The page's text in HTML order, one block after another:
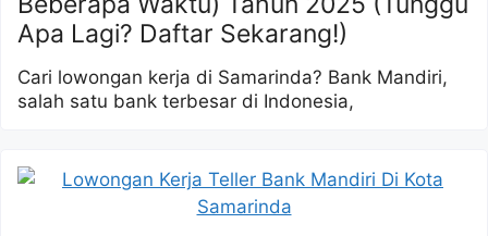
Apa Lagi? Daftar Sekarang!)
Cari lowongan kerja di Samarinda? Bank Mandiri,
salah satu bank terbesar di Indonesia,